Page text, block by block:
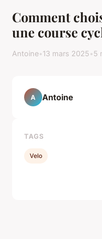
Comment
une course
Antoine•13 mars 2025•5
A Antoine
TAGS
Velo